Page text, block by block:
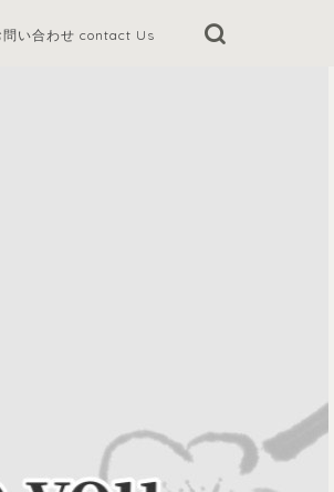
問い合わせ contact Us